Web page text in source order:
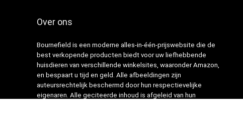
Over ons
Bournefield is een moderne alles-in-één-prijswebsite die de
best verkopende producten biedt voor uw liefhebbende
huisdieren van verschillende winkelsites, waaronder Amazon,
en bespaart u tijd en geld. Alle afbeeldingen zijn
auteursrechtelijk beschermd door hun respectievelijke
eigenaren. Alle geciteerde inhoud is afgeleid van hun